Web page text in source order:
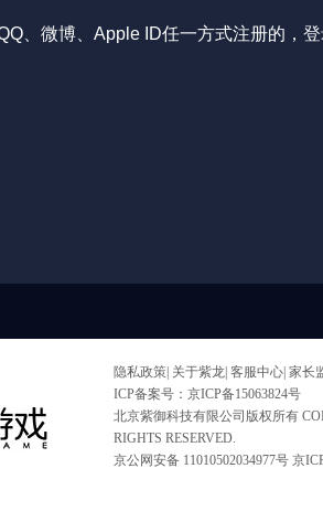
、微博、Apple ID任一方式注册的，
隐私政策| 关于紫龙| 客服中心| 家长
ICP备案号：京ICP备15063824号
北京紫御科技有限公司版权所有
RIGHTS RESERVED.
京公网安备 11010502034977号 京